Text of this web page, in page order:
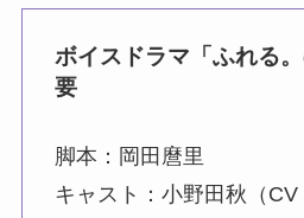
ボイスドラマ「ふれる
要
脚本：岡田麿里
キャスト：小野田秋（